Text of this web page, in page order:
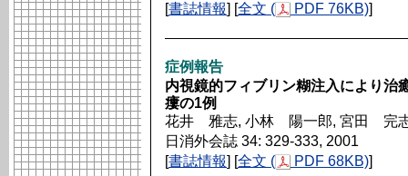
[書誌情報] [全文 ( PDF 76KB)]
症例報告
内視鏡的フィブリン糊注入により治
瘻の1例
花井 雅志, 小林 陽一郎, 宮田 完
日消外会誌 34: 329-333, 2001
[書誌情報] [全文 ( PDF 68KB)]